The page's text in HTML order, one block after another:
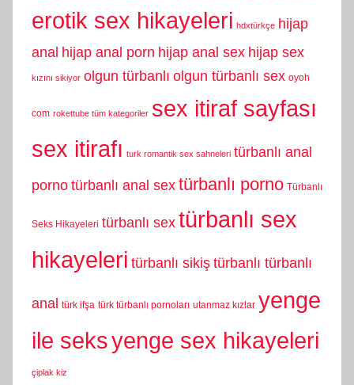
erotik sex hikayeleri hdxtürkçe hijap
anal hijap anal porn hijap anal sex hijap sex
kızını sikiyor olgun türbanlı olgun türbanlı sex oyoh
com rokettube tüm kategoriler sex itiraf sayfası
sex itirafı turk romantik sex sahneleri türbanlı anal
porno türbanlı anal sex türbanlı porno Türbanlı
Seks Hikayeleri türbanlı sex türbanlı sex
hikayeleri türbanlı sikiş türbanlı türbanlı
anal türk ifşa türk türbanlı pornoları utanmaz kızlar yenge
ile seksyenge sex hikayeleri
çiplak kiz